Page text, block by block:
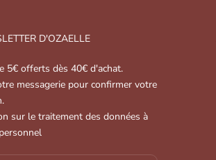
D'OZAELLE
5€ offerts dès 40€ d'achat.
messagerie pour confirmer votre
sur le traitement des données à